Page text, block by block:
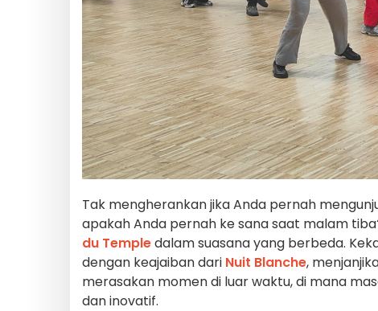
Tak mengherankan jika Anda pernah
apakah Anda pernah ke sana saat malam
du Templedalam suasana yang berbeda.
dengan keajaiban dari Nuit Blanche,
merasakan momen di luar waktu, di mana
dan inovatif.